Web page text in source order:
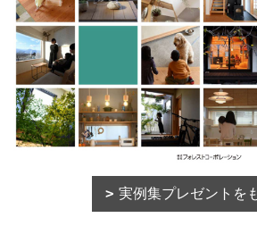
実例集プレゼントを